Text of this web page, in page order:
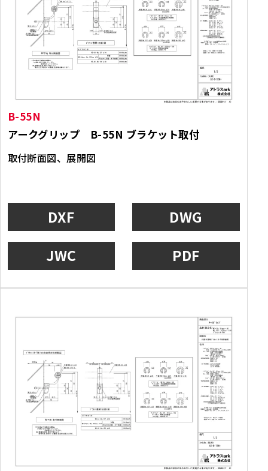
B-55N
アークグリップ B-55N ブラケット取付
取付断面図、展開図
DXF
DWG
JWC
PDF